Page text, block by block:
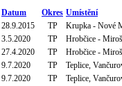
Datum Okres Umístění
28.9.2015 TP
Krupka - Nové
3.5.2020 TP
Hrobčice -
27.4.2020 TP
Hrobčice -
9.7.2020 TP
Teplice,
9.7.2020 TP
Teplice,